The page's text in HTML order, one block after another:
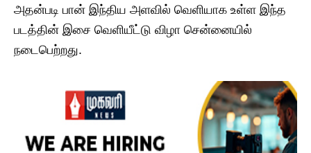
அதன்படி பான் இந்திய அளவில் வெளியாக உள்ள இந்த
படத்தின் இசை வெளியீட்டு விழா சென்னையில்
நடைபெற்றது.